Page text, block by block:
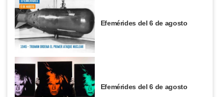
Efemérides del 6 de agosto
Efemérides del 6 de agosto